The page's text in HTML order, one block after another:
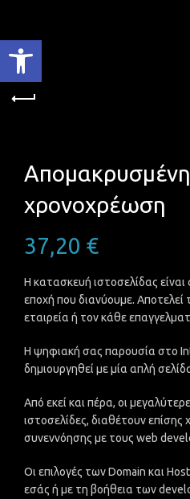
Ανοίξτε τη γραμμή εργαλείων
χρονοχρέωση
37,20 €
Η κατασκευή ιστοσελίδας είναι
εποχή που διανύουμε.
εταιρεία ή τον κάθε
Η ψηφιακή σας παρουσία στο
δημιουργηθεί με μία απλή
Από εκεί και πέρα, οι
ιστοσελίδες, διαθέτουν
συνεννόησης με τους web
Οι επιλογές των Domain και
εσάς ή με τη βοήθεια των